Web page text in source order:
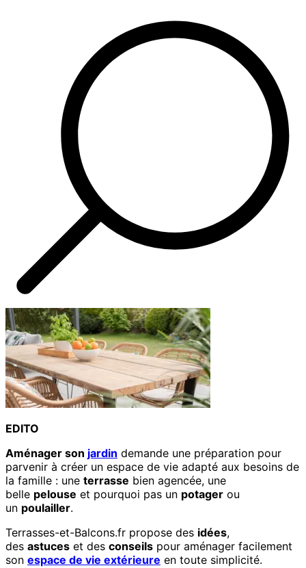
EDITO
Aménager son jardin demande une préparation pour
parvenir à créer un espace de vie adapté aux besoins de
la famille : une terrasse bien agencée, une
belle pelouse et pourquoi pas un potager ou
un poulailler.
Terrasses-et-Balcons.fr propose des idées,
des astuces et des conseils pour aménager facilement
son espace de vie extérieure en toute simplicité.